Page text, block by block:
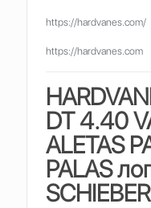
https://hardvanes.com/
https://hardvanes.com
DT 4.40
ALETAS
PALAS
SCHIEBER